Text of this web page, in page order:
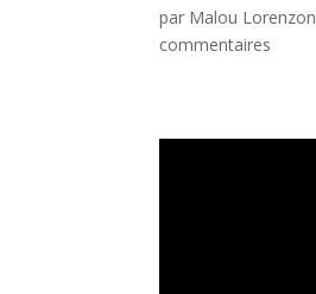
par Malou Lorenzon
commentaires